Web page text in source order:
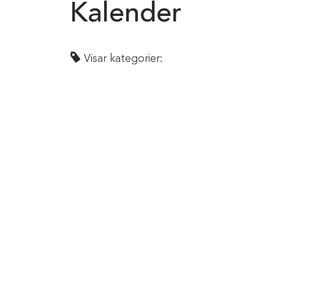
Kalender
Visar kategorier: